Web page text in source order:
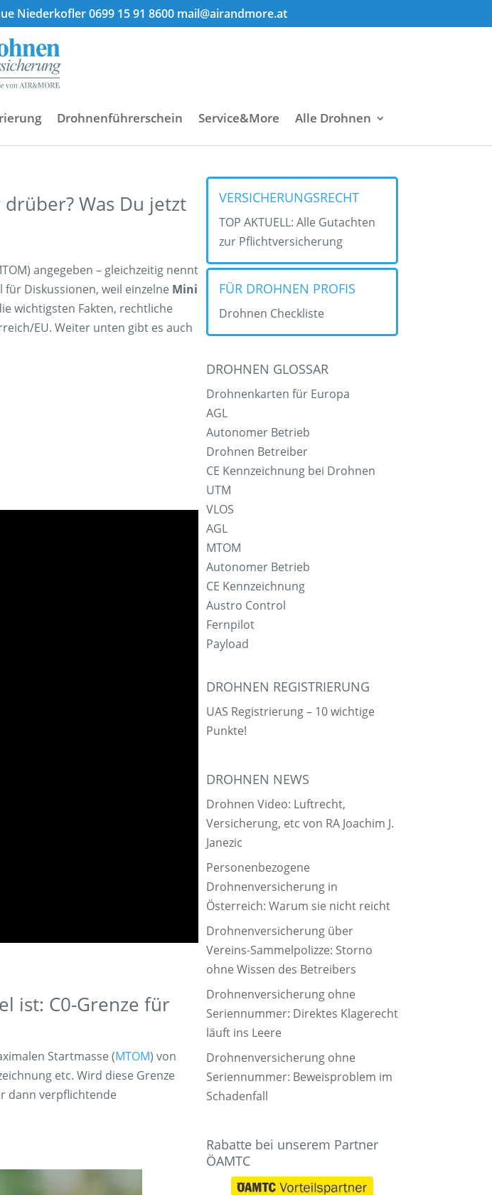
Niederkofler 0699 15 91 8600 mail@airandmore.at
Drohnenführerschein Service&More Alle Drohnen
Was Du jetzt
angegeben – gleichzeitig nennt
für Diskussionen, weil einzelne Mini
wichtigsten Fakten, rechtliche
EU. Weiter unten gibt es auch
ist: C0-Grenze für
Startmasse (MTOM) von
etc. Wird diese Grenze
dann verpflichtende
VERSICHERUNGSRECHT
TOP AKTUELL: Alle Gutachten
zur Pflichtversicherung
FÜR DROHNEN PROFIS
Drohnen Checkliste
DROHNEN GLOSSAR
Drohnenkarten für Europa
AGL
Autonomer Betrieb
Drohnen Betreiber
CE Kennzeichnung bei Drohnen
UTM
VLOS
AGL
MTOM
Autonomer Betrieb
CE Kennzeichnung
Austro Control
Fernpilot
Payload
DROHNEN REGISTRIERUNG
UAS Registrierung – 10 wichtige
Punkte!
DROHNEN NEWS
Drohnen Video: Luftrecht,
Versicherung, etc von RA Joachim J.
Janezic
Personenbezogene
Drohnenversicherung in
Österreich: Warum sie nicht reicht
Drohnenversicherung über
Vereins-Sammelpolizze: Storno
ohne Wissen des Betreibers
Drohnenversicherung ohne
Seriennummer: Direktes Klagerecht
läuft ins Leere
Drohnenversicherung ohne
Seriennummer: Beweisproblem im
Schadenfall
Rabatte bei unserem Partner
ÖAMTC